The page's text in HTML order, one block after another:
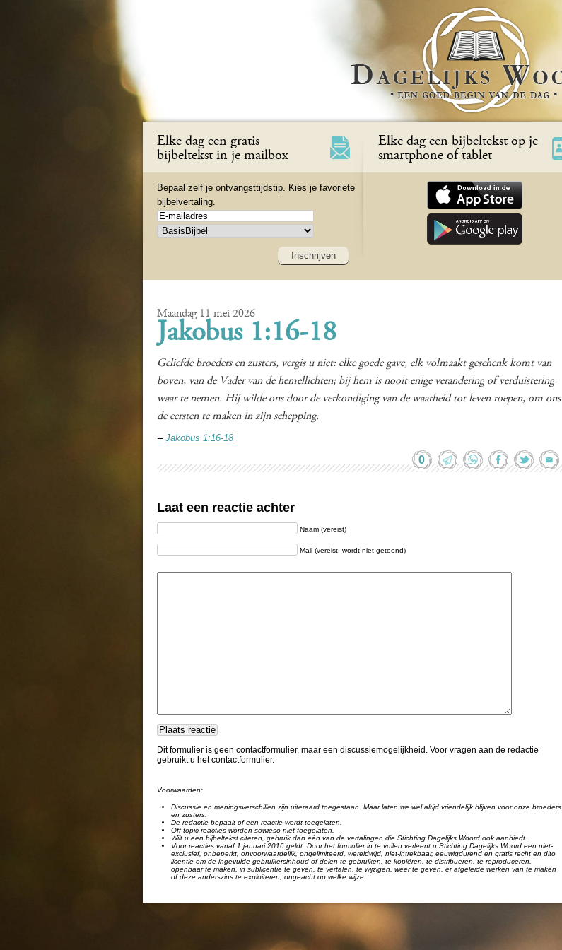
Elke dag een gratis
bijbeltekst in je mailbox
Bepaal zelf je ontvangsttijdstip. Kies je favoriete
bijbelvertaling.
Inschrijven
Elke dag een bijbeltekst op je
smartphone of tablet
Maandag 11 mei 2026
Jakobus 1:16-18
Geliefde broeders en zusters, vergis u niet: elke goede gave, elk volmaakt geschenk komt van
boven, van de Vader van de hemellichten; bij hem is nooit enige verandering of verduistering
waar te nemen. Hij wilde ons door de verkondiging van de waarheid tot leven roepen, om ons
de eersten te maken in zijn schepping.
-- Jakobus 1:16-18
0
Laat een reactie achter
Naam (vereist)
Mail (vereist, wordt niet getoond)
Dit formulier is geen contactformulier, maar een discussiemogelijkheid. Voor vragen aan de redactie
gebruikt u het contactformulier.
Voorwaarden:
Discussie en meningsverschillen zijn uiteraard toegestaan. Maar laten we wel altijd vriendelijk blijven voor onze broeders
en zusters.
De redactie bepaalt of een reactie wordt toegelaten.
Off-topic reacties worden sowieso niet toegelaten.
Wilt u een bijbeltekst citeren, gebruik dan één van de vertalingen die Stichting Dagelijks Woord ook aanbiedt.
Voor reacties vanaf 1 januari 2016 geldt: Door het formulier in te vullen verleent u Stichting Dagelijks Woord een niet-
exclusief, onbeperkt, onvoorwaardelijk, ongelimiteerd, wereldwijd, niet-intrekbaar, eeuwigdurend en gratis recht en dito
licentie om de ingevulde gebruikersinhoud of delen te gebruiken, te kopiëren, te distribueren, te reproduceren,
openbaar te maken, in sublicentie te geven, te vertalen, te wijzigen, weer te geven, er afgeleide werken van te maken
of deze anderszins te exploiteren, ongeacht op welke wijze.